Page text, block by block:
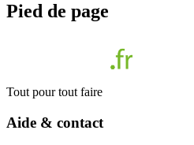
Pied de page
Tout pour tout faire
Aide & contact